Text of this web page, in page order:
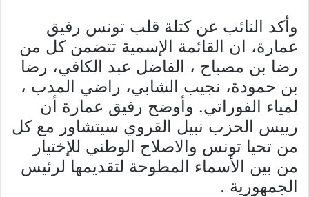
وأكد النائب عن كتلة قلب تونس رفيق
عمارة، ان القائمة الإسمية تتضمن كل من
رضا بن مصباح ، الفاضل عبد الكافي، رضا
بن حمودة، نجيب الشابي، راضي المدب ،
لمياء الفوراتي. وأوضح رفيق عمارة أن
رييس الحزب نبيل القروي سيتشاور مع كل
من تحيا تونس والاصلاح الوطني للإختيار
من بين الأسماء المطوحة لتقديمها لرئيس
الجمهورية .